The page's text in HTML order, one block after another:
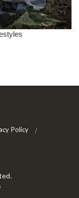
Policy
.